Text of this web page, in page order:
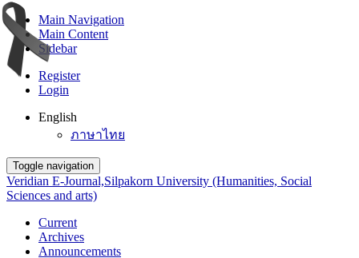
Main Navigation
Main Content
Sidebar
Register
Login
English
ภาษาไทย
Toggle navigation
Veridian E-Journal,Silpakorn University (Humanities, Social
Sciences and arts)
Current
Archives
Announcements